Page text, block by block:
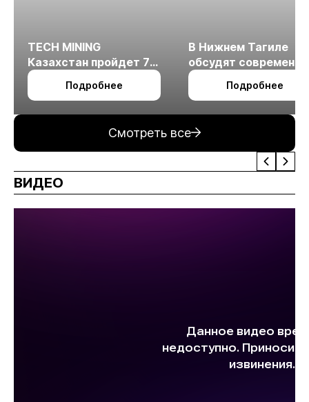
TECH MINING
Казахстан пройдет 7
октября в Алматы
Подробнее
В Нижнем Тагиле
обсудят
технологии
измельчения
Подробнее
Смотреть все
ВИДЕО